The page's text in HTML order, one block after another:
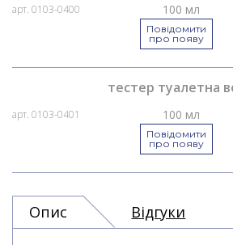
арт. 0103-0400 100 мл
Повідомити
про появу
тестер туалетна
арт. 0103-0401 100 мл
Повідомити
про появу
Опис Відгуки